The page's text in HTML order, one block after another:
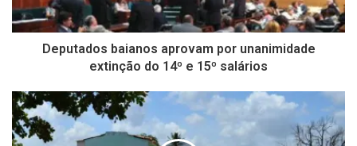
Deputados baianos aprovam por unanimidade
extinção do 14º e 15º salários